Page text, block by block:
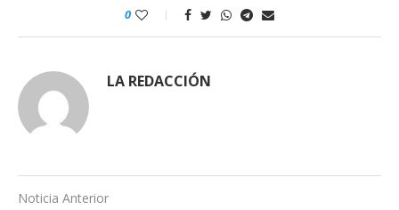
0
LA REDACCIÓN
Noticia Anterior